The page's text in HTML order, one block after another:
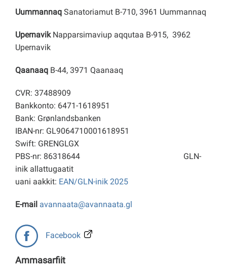
Uummannaq Sanatoriamut B-710, 3961 Uummannaq
Upernavik Napparsimaviup aqqutaa B-915, 3962
Upernavik
Qaanaaq B-44, 3971 Qaanaaq
CVR: 37488909
Bankkonto: 6471-1618951
Bank: Grønlandsbanken
IBAN-nr: GL9064710001618951
Swift: GRENGLGX
PBS-nr: 86318644 GLN-
inik allattugaatit
uani aakkit: EAN/GLN-inik 2025
E-mail avannaata@avannaata.gl
Facebook
Ammasarfiit